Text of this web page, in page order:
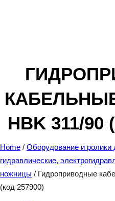
HBK 311/90
Home / Оборудование и ролики
гидравлические,
ножницы / Гидроприводные
(код 257900)